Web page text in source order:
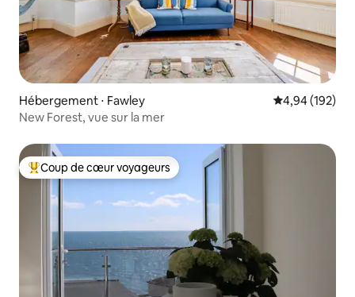
Hébergement ⋅ Fawley Évaluation
4,94 (192)
New Forest, vue sur la mer
Coups de cœur voyageurs les plus appréciés
Coup de cœur voyageurs